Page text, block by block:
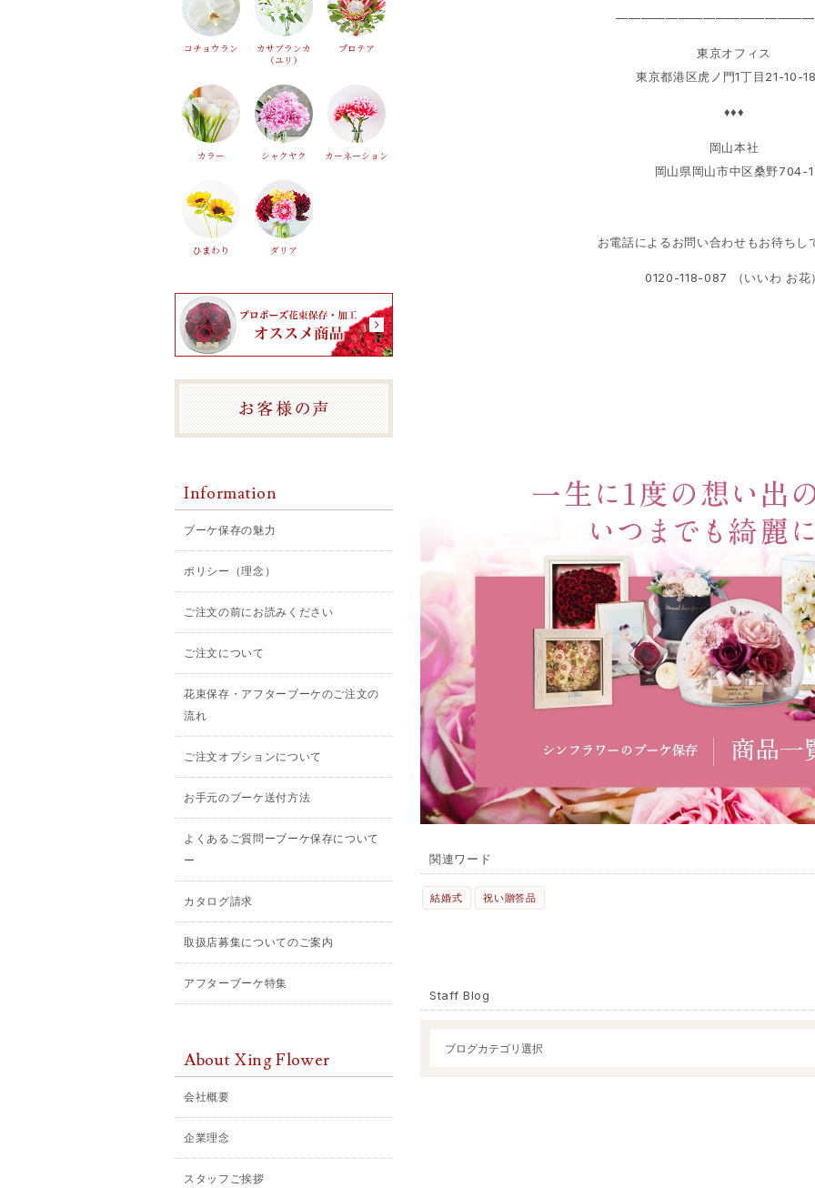
東京オフィス
東京都港区虎ノ門1丁目21-10-
♦♦♦
岡山本社
岡山県岡山市中区桑野704-1
お電話によるお問い合わせもお待ちし
0120-118-087 （いいわ お花）
関連ワード
結婚式 祝い贈答品
Staff Blog
コチョウラン
カサブランカ
（ユリ）
プロテア
カラー シャクヤク カーネーション
ひまわり ダリア
Information
ブーケ保存の魅力
ポリシー（理念）
ご注文の前にお読みください
ご注文について
花束保存・アフターブーケのご注文の
流れ
ご注文オプションについて
お手元のブーケ送付方法
よくあるご質問ーブーケ保存について
ー
カタログ請求
取扱店募集についてのご案内
アフターブーケ特集
About Xing Flower
会社概要
企業理念
スタッフご挨拶